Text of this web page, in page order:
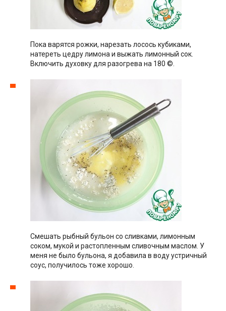
Пока варятся рожки, нарезать лосось кубиками,
натереть цедру лимона и выжать лимонный сок.
Включить духовку для разогрева на 180 ©.
Смешать рыбный бульон со сливками, лимонным
соком, мукой и растопленным сливочным маслом. У
меня не было бульона, я добавила в воду устричный
соус, получилось тоже хорошо.